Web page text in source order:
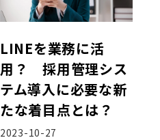
LINEを業務に活
用？ 採用管理シス
テム導入に必要な新
たな着目点とは？
2023-10-27